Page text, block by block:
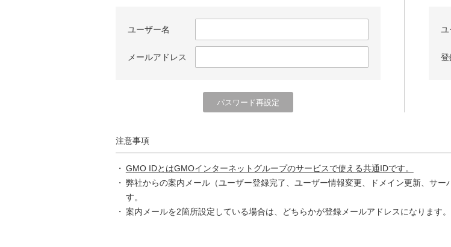
ユーザー名
メールアドレス
ユ
登
注意事項
GMO IDとはGMOインターネットグループのサービスで使える共通IDです。
弊社からの案内メール（ユーザー登録完了、ユーザー情報変更、ドメイン更新、サ
す。
案内メールを2箇所設定している場合は、どちらかが登録メールアドレスになります。